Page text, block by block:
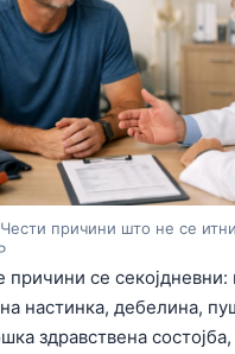
Чести причини што не се
причини се
настинка, дебелина,
здравствена
gŏdka